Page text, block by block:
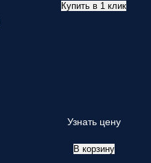
Купить в 1 клик
Узнать цену
В корзину